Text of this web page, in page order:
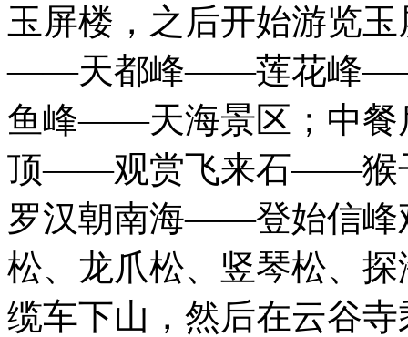
玉屏楼，之后开始游览
——天都峰——莲花峰
鱼峰——天海景区；中餐
顶——观赏飞来石——
罗汉朝南海——登始信
松、龙爪松、竖琴松、
缆车下山，然后在云谷